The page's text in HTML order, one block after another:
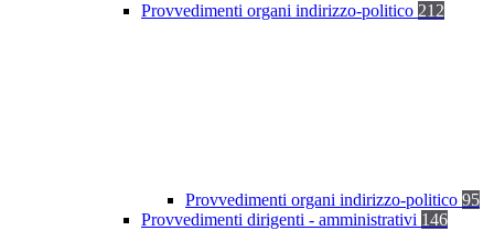
Provvedimenti organi indirizzo-politico 212
Provvedimenti organi indirizzo-politico 95
Provvedimenti dirigenti - amministrativi 146